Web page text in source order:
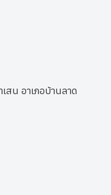
สน อาเภอบ้านลาด